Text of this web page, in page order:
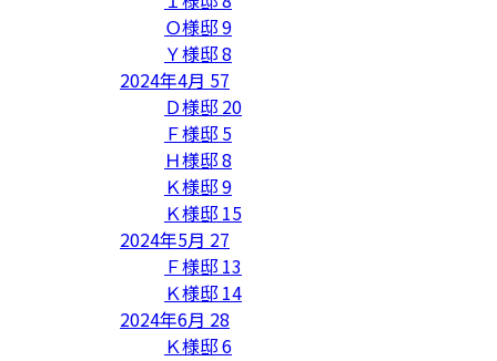
Ｏ様邸9
Ｙ様邸8
2024年4月 57
Ｄ様邸 20
Ｆ様邸 5
Ｈ様邸8
Ｋ様邸9
Ｋ様邸 15
2024年5月 27
Ｆ様邸 13
Ｋ様邸 14
2024年6月 28
Ｋ様邸6